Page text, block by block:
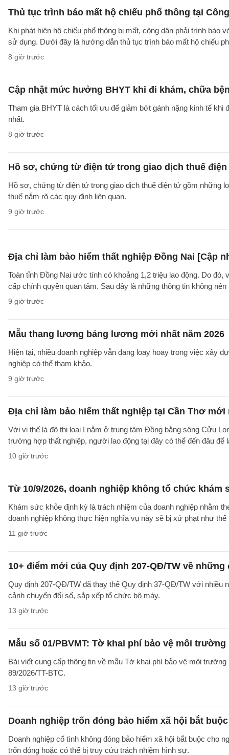
Thủ tục trình báo mất hộ chiếu phổ thông tại
Khi phát hiện hộ chiếu phổ thông bị mất, công dân phải trình
sử dụng. Dưới đây là hướng dẫn thủ tục trình báo mất hộ chiếu
8 giờ trước
Cập nhật mức hưởng BHYT khi đi khám, chữa
Tham gia BHYT là cách tối ưu để giảm bớt gánh nặng kinh tế
nhất.
8 giờ trước
Hồ sơ, chứng từ điện tử trong giao dịch thuế điện
Hồ sơ, chứng từ điện tử trong giao dịch thuế điện tử gồm những
thuế nắm rõ các quy định liên quan.
9 giờ trước
Địa chỉ làm bảo hiểm thất nghiệp Đồng Nai [Cập
Toàn tỉnh Đồng Nai ước tính có khoảng 1,2 triệu lao động. Do
cấp chính quyền quan tâm. Sau đây là những thông tin không
9 giờ trước
Mẫu thang lương bảng lương mới nhất năm 2026
Hiện tại, nhiều doanh nghiệp vẫn đang loay hoay trong việc xây
nghiệp có thể tham khảo.
9 giờ trước
Địa chỉ làm bảo hiểm thất nghiệp tại Cần Thơ mới
Với vị thế là đô thị loại I nằm ở trung tâm Đồng bằng sông Cửu
trường hợp thất nghiệp, người lao động tại đây có thể đến đâu
10 giờ trước
Từ 10/9/2026, doanh nghiệp không tổ chức
Khám sức khỏe định kỳ là trách nhiệm của doanh nghiệp nhằm
doanh nghiệp không thực hiện nghĩa vụ này sẽ bị xử phạt như thế
11 giờ trước
10+ điểm mới của Quy định 207-QĐ/TW về
Quy định 207-QĐ/TW đã thay thế Quy định 37-QĐ/TW với
cảnh chuyển đổi số, sắp xếp tổ chức bộ máy.
13 giờ trước
Mẫu số 01/PBVMT: Tờ khai phí bảo vệ môi trường
Bài viết cung cấp thông tin về mẫu Tờ khai phí bảo vệ môi
89/2026/TT-BTC.
13 giờ trước
Doanh nghiệp trốn đóng bảo hiểm xã hội bắt
Doanh nghiệp cố tình không đóng bảo hiểm xã hội bắt buộc cho
trốn đóng hoặc có thể bị truy cứu trách nhiệm hình sự.